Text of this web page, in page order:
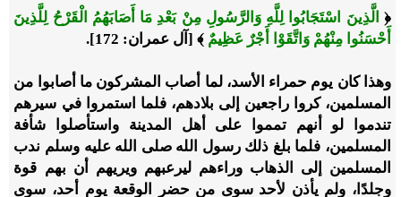
﴿ الَّذِينَ اسْتَجَابُوا لِلَّهِ وَالرَّسُولِ مِنْ بَعْدِ مَا أَصَابَهُمُ الْقَرْحُ لِلَّذِينَ
أَحْسَنُوا مِنْهُمْ وَاتَّقَوْا أَجْرٌ عَظِيمٌ ﴾ [آل عمران: 172].
وهذا كان يوم حمراء الأسد، لما أصاب المشركون ما أصابوا من
المسلمين، كروا راجعين إلى بلادهم، فلما استمروا في سيرهم
تندموا لو أنهم تمموا على أهل المدينة واستأصلوا شأفة
المسلمين، فلما بلغ ذلك رسول الله صلى الله عليه وسلم ندب
المسلمين إلى الذهاب وراءهم ليرعبهم ويريهم أن بهم قوة
وجلدًا، ولم يأذن لأحد سوى من حضر الوقعة يوم أحد، سوى